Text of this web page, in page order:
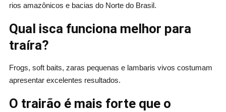
rios amazônicos e bacias do Norte do Brasil.
Qual isca funciona melhor para
traíra?
Frogs, soft baits, zaras pequenas e lambaris vivos costumam
apresentar excelentes resultados.
O trairão é mais forte que o